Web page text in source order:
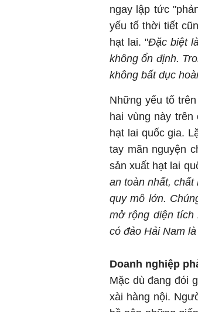
ngay lập tức
yếu tố thời tiết
hạt lai. "Đặc biệt
không ổn định.
không bất dục
Những yếu tố
hai vùng này
hạt lai quốc gia.
tay mãn nguyện
sản xuất hạt lai
an toàn nhất,
quy mô lớn.
mở rộng diện tích
có đảo Hải Nam
Doanh nghiệp
Mặc dù đang đói
xài hàng nội.